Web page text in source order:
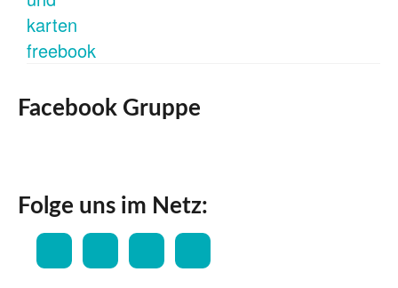
Facebook Gruppe
Folge uns im Netz: